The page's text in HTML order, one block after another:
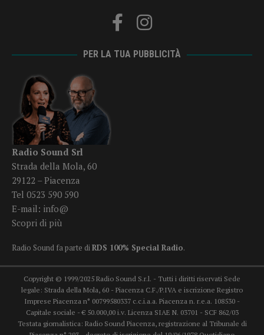
PER LA TUA PUBBLICITÀ
Radio Sound Srl
Strada della Mola, 60
29122 – Piacenza
Tel 0523 590 590
E-mail: info@
Scopri di più
Radio Sound fa parte diRDS 100% Special Radio.
Copyright © 1999/2025 Radio Sound S.r.l. - Tutti i diritti riservati Sede
legale: Strada della Mola, 60 - Piacenza C.F./P.IVA e iscrizione Registro
Imprese Piacenza n° 00799580337 c.c.i.a.a. Piacenza n. r.e.a. 108530 -
Capitale sociale - € 50.000,00 i.v. Licenza SIAE N. 03701 - SCF 862/03
Testata giornalistica: Radio Sound Piacenza, registrazione al Tribunale di